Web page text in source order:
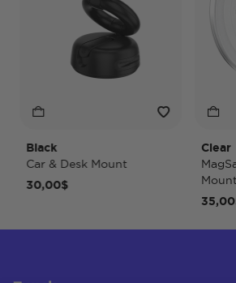
Black
Car & Desk Mount
30,00$
Clear
Mount
35,00$